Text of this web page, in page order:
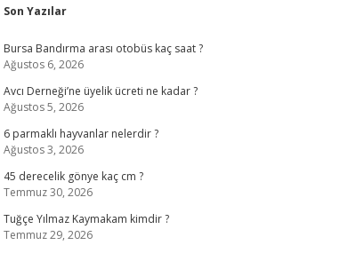
Sidebar
Son Yazılar
Bursa Bandırma arası otobüs kaç saat ?
Ağustos 6, 2026
Avcı Derneği’ne üyelik ücreti ne kadar ?
Ağustos 5, 2026
6 parmaklı hayvanlar nelerdir ?
Ağustos 3, 2026
45 derecelik gönye kaç cm ?
Temmuz 30, 2026
Tuğçe Yılmaz Kaymakam kimdir ?
Temmuz 29, 2026